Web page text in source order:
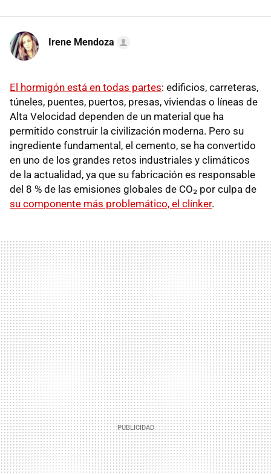
Irene Mendoza
El hormigón está en todas partes: edificios, carreteras,
túneles, puentes, puertos, presas, viviendas o líneas de
Alta Velocidad dependen de un material que ha
permitido construir la civilización moderna. Pero su
ingrediente fundamental, el cemento, se ha convertido
en uno de los grandes retos industriales y climáticos
de la actualidad, ya que su fabricación es responsable
del 8 % de las emisiones globales de CO₂ por culpa de
su componente más problemático, el clínker.